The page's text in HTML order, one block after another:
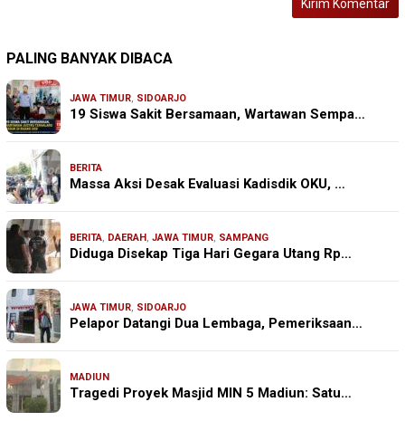
PALING BANYAK DIBACA
JAWA TIMUR, SIDOARJO
19 Siswa Sakit Bersamaan, Wartawan Sempa…
BERITA
Massa Aksi Desak Evaluasi Kadisdik OKU, …
BERITA, DAERAH , JAWA TIMUR, SAMPANG
Diduga Disekap Tiga Hari Gegara Utang Rp…
JAWA TIMUR, SIDOARJO
Pelapor Datangi Dua Lembaga, Pemeriksaan…
MADIUN
Tragedi Proyek Masjid MIN 5 Madiun: Satu…